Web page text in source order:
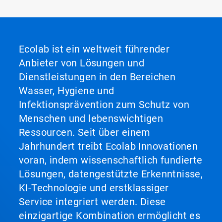
Ecolab ist ein weltweit führender
Anbieter von Lösungen und
Dienstleistungen in den Bereichen
Wasser, Hygiene und
Infektionsprävention zum Schutz von
Menschen und lebenswichtigen
Ressourcen. Seit über einem
Jahrhundert treibt Ecolab Innovationen
voran, indem wissenschaftlich fundierte
Lösungen, datengestützte Erkenntnisse,
KI-Technologie und erstklassiger
Service integriert werden. Diese
einzigartige Kombination ermöglicht es